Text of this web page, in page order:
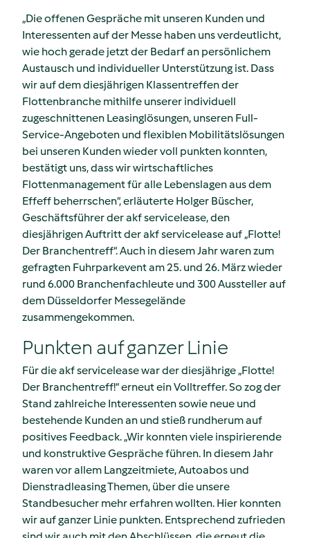
„Die offenen Gespräche mit unseren Kunden und
Interessenten auf der Messe haben uns verdeutlicht,
wie hoch gerade jetzt der Bedarf an persönlichem
Austausch und individueller Unterstützung ist. Dass
wir auf dem diesjährigen Klassentreffen der
Flottenbranche mithilfe unserer individuell
zugeschnittenen Leasinglösungen, unseren Full-
Service-Angeboten und flexiblen Mobilitätslösungen
bei unseren Kunden wieder voll punkten konnten,
bestätigt uns, dass wir wirtschaftliches
Flottenmanagement für alle Lebenslagen aus dem
Effeff beherrschen“, erläuterte Holger Büscher,
Geschäftsführer der akf servicelease, den
diesjährigen Auftritt der akf servicelease auf „Flotte!
Der Branchentreff“. Auch in diesem Jahr waren zum
gefragten Fuhrparkevent am 25. und 26. März wieder
rund 6.000 Branchenfachleute und 300 Aussteller auf
dem Düsseldorfer Messegelände
zusammengekommen.
Punkten auf ganzer Linie
Für die akf servicelease war der diesjährige „Flotte!
Der Branchentreff!“ erneut ein Volltreffer. So zog der
Stand zahlreiche Interessenten sowie neue und
bestehende Kunden an und stieß rundherum auf
positives Feedback. „Wir konnten viele inspirierende
und konstruktive Gespräche führen. In diesem Jahr
waren vor allem Langzeitmiete, Autoabos und
Dienstradleasing Themen, über die unsere
Standbesucher mehr erfahren wollten. Hier konnten
wir auf ganzer Linie punkten. Entsprechend zufrieden